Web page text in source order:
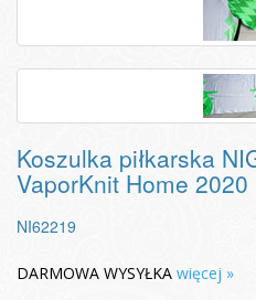
Koszulka piłkarska
VaporKnit Home 2020
NI62219
DARMOWA WYSYŁKA więcej »